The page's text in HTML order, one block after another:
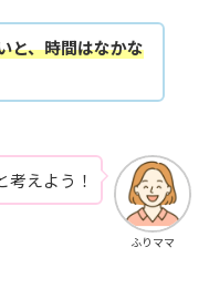
と、時間はなかな
ふりママ
考えよう！